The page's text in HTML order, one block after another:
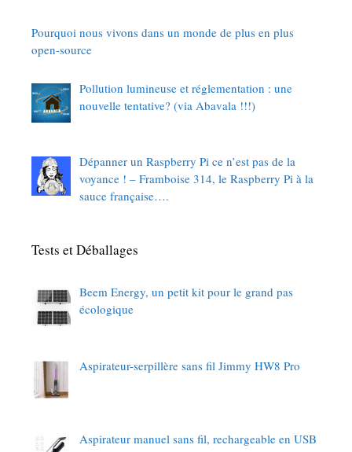
Pourquoi nous vivons dans un monde de plus en plus
open-source
Pollution lumineuse et réglementation : une
nouvelle tentative? (via Abavala !!!)
Dépanner un Raspberry Pi ce n’est pas de la
voyance ! – Framboise 314, le Raspberry Pi à la
sauce française….
Tests et Déballages
Beem Energy, un petit kit pour le grand pas
écologique
Aspirateur-serpillère sans fil Jimmy HW8 Pro
Aspirateur manuel sans fil, rechargeable en USB